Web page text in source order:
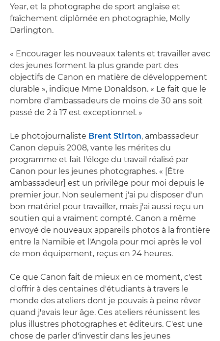
Year, et la photographe de sport anglaise et
fraîchement diplômée en photographie, Molly
Darlington.
« Encourager les nouveaux talents et travailler avec
des jeunes forment la plus grande part des
objectifs de Canon en matière de développement
durable », indique Mme Donaldson. « Le fait que le
nombre d'ambassadeurs de moins de 30 ans soit
passé de 2 à 17 est exceptionnel. »
Le photojournaliste Brent Stirton, ambassadeur
Canon depuis 2008, vante les mérites du
programme et fait l'éloge du travail réalisé par
Canon pour les jeunes photographes. « [Être
ambassadeur] est un privilège pour moi depuis le
premier jour. Non seulement j'ai pu disposer d'un
bon matériel pour travailler, mais j'ai aussi reçu un
soutien qui a vraiment compté. Canon a même
envoyé de nouveaux appareils photos à la frontière
entre la Namibie et l'Angola pour moi après le vol
de mon équipement, reçus en 24 heures.
Ce que Canon fait de mieux en ce moment, c'est
d'offrir à des centaines d'étudiants à travers le
monde des ateliers dont je pouvais à peine rêver
quand j'avais leur âge. Ces ateliers réunissent les
plus illustres photographes et éditeurs. C'est une
chose de parler d'investir dans les jeunes